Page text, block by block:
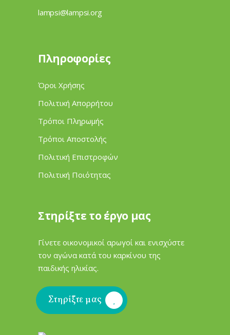
lampsi@lampsi.org
Πληροφορίες
Όροι Χρήσης
Πολιτική Απορρήτου
Τρόποι Πληρωμής
Τρόποι Αποστολής
Πολιτική Επιστροφών
Πολιτική Ποιότητας
Στηρίξτε το έργο μας
Γίνετε οικονομικοί αρωγοί και ενισχύστε
τον αγώνα κατά του καρκίνου της
παιδικής ηλικίας.
Στηρίξτε μας